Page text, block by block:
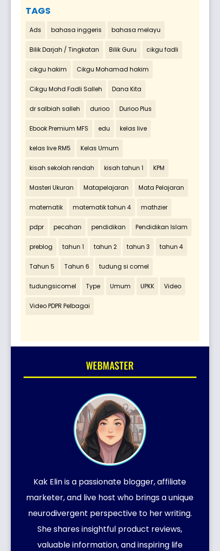
TAGS
Ads bahasa inggeris bahasa melayu
Bilik Darjah / Tingkatan Bilik Guru cikgu fadli
cikgu hakim Cikgu Mohamad hakim
Cikgu Mohd Fadli Salleh Dana Kita
dr salbiah salleh durioo Durioo Plus
Ebook Premium MFS edu kelas live
kelas live RM5 Kelas Umum
kisah sekolah rendah kisah tahun 1 KPM
Masteri Ukuran Matapelajaran Mata Pelajaran
matematik matematik tahun 4 mathzier
pdpr pecahan pendidikan Pendidikan Islam
preblog tahun 1 tahun 2 tahun 3 tahun 4
Tahun 5 Tahun 6 tudung si comel
tudungsicomel Type Umum UPKK Video
Video PDPR Pelbagai
WEBMASTER
Kak Elin is a passionate blogger, affiliate
marketer, and live host who brings a unique
neurodivergent perspective to her writing.
She shares insightful product reviews,
valuable information, and inspiring life